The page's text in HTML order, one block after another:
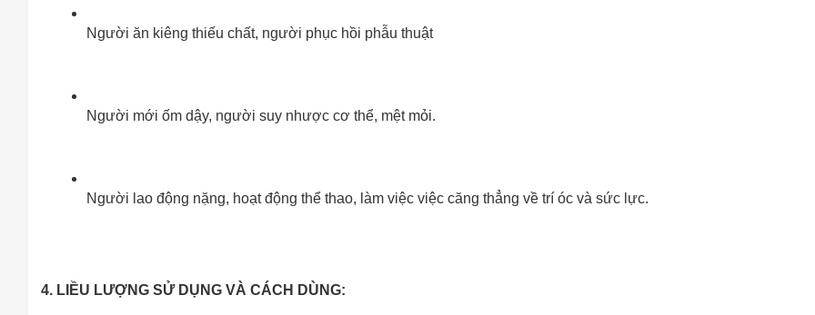
Người ăn kiêng thiếu chất, người phục hồi phẫu thuật
Người mới ốm dậy, người suy nhược cơ thể, mệt mỏi.
Người lao động nặng, hoạt động thể thao, làm việc việc căng thẳng về trí óc và sức lực.
4. LIỀU LƯỢNG SỬ DỤNG VÀ CÁCH DÙNG: